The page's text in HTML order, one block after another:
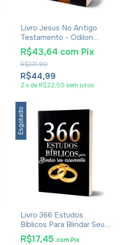
Livro Jesus No Antigo
Testamento - Odilon
Moreira
R$44,99
R$131,90
R$43,64 com Pix
2 x de R$22,50 sem juros
Esgotado
Livro 366 Estudos
Bíblicos Para Blindar Seu
Casamento
R$17,45 com Pix